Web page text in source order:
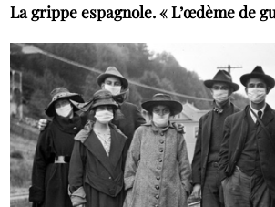
La grippe espagnole. « L’œdème de